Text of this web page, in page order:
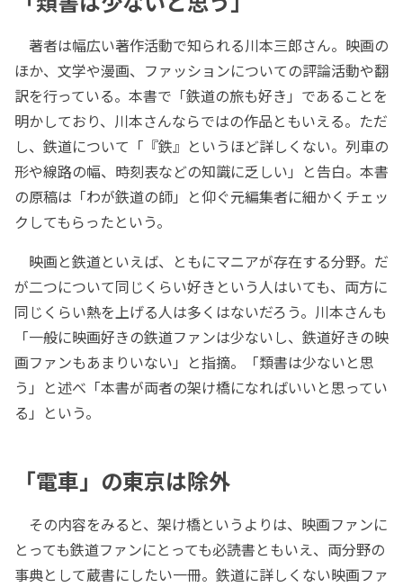
著者は幅広い著作活動で知られる川本三郎さん。映画の
ほか、文学や漫画、ファッションについての評論活動や翻
訳を行っている。本書で「鉄道の旅も好き」であることを
明かしており、川本さんならではの作品ともいえる。ただ
し、鉄道について「『鉄』というほど詳しくない。列車の
形や線路の幅、時刻表などの知識に乏しい」と告白。本書
の原稿は「わが鉄道の師」と仰ぐ元編集者に細かくチェッ
クしてもらったという。
映画と鉄道といえば、ともにマニアが存在する分野。だ
が二つについて同じくらい好きという人はいても、両方に
同じくらい熱を上げる人は多くはないだろう。川本さんも
「一般に映画好きの鉄道ファンは少ないし、鉄道好きの映
画ファンもあまりいない」と指摘。「類書は少ないと思
う」と述べ「本書が両者の架け橋になればいいと思ってい
る」という。
「電車」の東京は除外
その内容をみると、架け橋というよりは、映画ファンに
とっても鉄道ファンにとっても必読書ともいえ、両分野の
事典として蔵書にしたい一冊。鉄道に詳しくない映画ファ